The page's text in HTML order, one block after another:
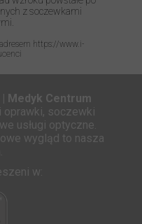
z soczewkami
https://www.i-
w:
Medyk Centrum
oprawki, soczewki
usługi optyczne.
wygląd to nasza